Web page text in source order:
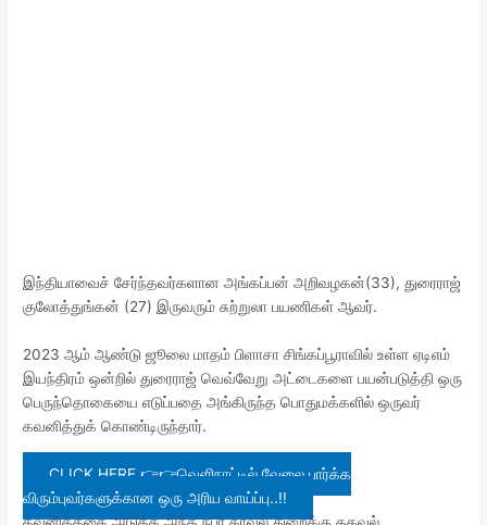
இந்தியாவைச் சேர்ந்தவர்களான அங்கப்பன் அறிவழகன்(33), துரைராஜ்
குலோத்துங்கன் (27) இருவரும் சுற்றுலா பயணிகள் ஆவர்.
2023 ஆம் ஆண்டு ஜூலை மாதம் பிளாசா சிங்கப்பூராவில் உள்ள ஏடிஎம்
இயந்திரம் ஒன்றில் துரைராஜ் வெவ்வேறு அட்டைகளை பயன்படுத்தி ஒரு
பெருந்தொகையை எடுப்பதை அங்கிருந்த பொதுமக்களில் ஒருவர்
கவனித்துக் கொண்டிருந்தார்.
CLICK HERE 👉👉வெளிநாட்டில் வேலை பார்க்க
விரும்புவர்களுக்கான ஒரு அரிய வாய்ப்பு..!!